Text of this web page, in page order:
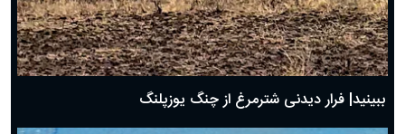
ببینید| فرار دیدنی شترمرغ از چنگ یوزپلنگ